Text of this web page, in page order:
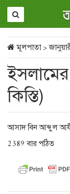
মূলপাতা>
কিস্তি)
আসাদ বিন আব্দুল
2389 বার পঠিত